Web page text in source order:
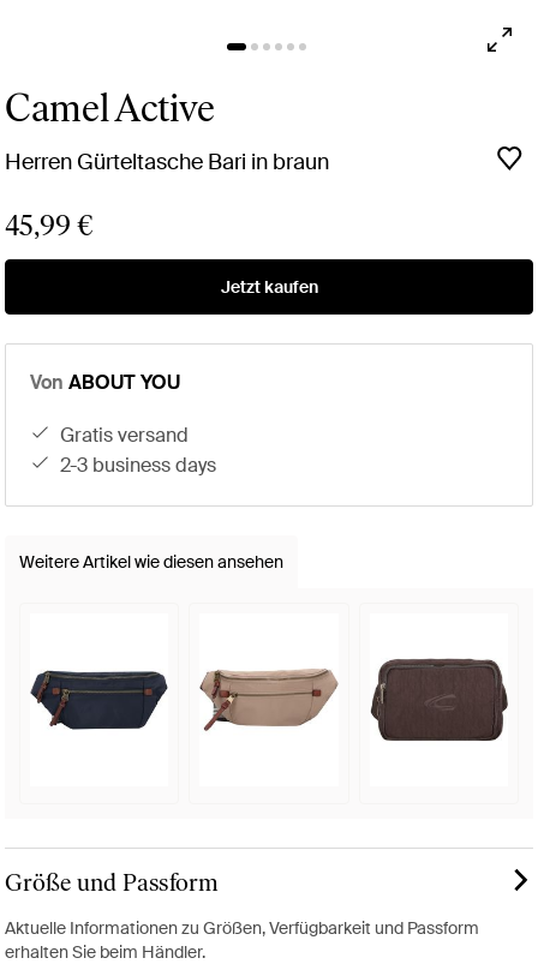
Camel Active
Herren Gürteltasche Bari in braun
45,99 €
Jetzt kaufen
Von ABOUT YOU
gratis versand
2-3 business days
Weitere Artikel wie diesen ansehen
Größe und Passform
Aktuelle Informationen zu Größen, Verfügbarkeit und Passform
erhalten Sie beim Händler.